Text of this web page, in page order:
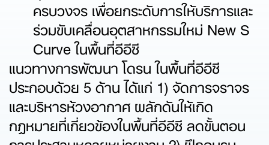
ครบวงจร เพื่อยกระดับการให้บริการและ
ร่วมขับเคลื่อนอุตสาหกรรมใหม่ New S
Curve ในพื้นที่อีอีซี
แนวทางการพัฒนา โดรน ในพื้นที่อีอีซี
ประกอบด้วย 5 ด้าน ได้แก่ 1) จัดการจราจร
และบริหารห้วงอากาศ ผลักดันให้เกิด
กฎหมายที่เกี่ยวข้องในพื้นที่อีอีซี ลดขั้นตอน